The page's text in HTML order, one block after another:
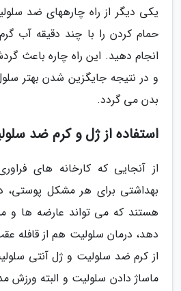
یکی دیگر از راه چارههای ضد
حمام کردن را با چند دقیقه آب
انجام دهید. این راه چاره باعث
و در نتیجه جایگزین شدن بهتر
بدن می گردد.
استفاده از ژل و کرم ضد
از آنجایی که کارخانه های
بهداشتی برای هر مشکل پوستی،
هستند که می تواند عارضه ها و
دهد، درمان سلولیت هم از قافله
از کرم ضد سلولیت و ژل آنتی
ماساژ دادن سلولیت و البته ورزش